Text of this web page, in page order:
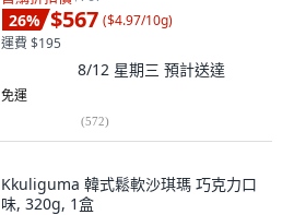
26% $567 ($4.97/10g)
運費 $195
8/12 星期三 預計送達
免運
(572)
Kkuliguma 韓式鬆軟沙琪瑪 巧克力口
味, 320g, 1盒